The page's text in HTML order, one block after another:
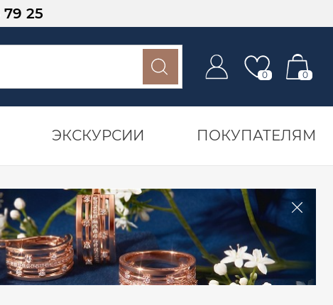
25
0 0
ЭКСКУРСИИ ПОКУПАТЕЛЯМ